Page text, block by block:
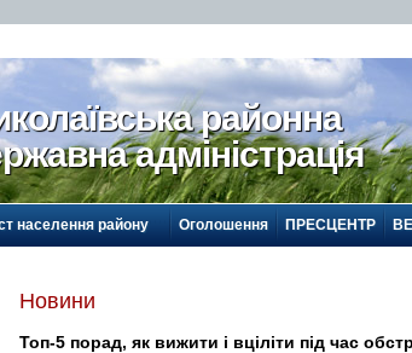
районна
адміністрація
населення району Оголошення ПРЕСЦЕНТР
Новини
Топ-5 порад, як вижити і вціліти під час